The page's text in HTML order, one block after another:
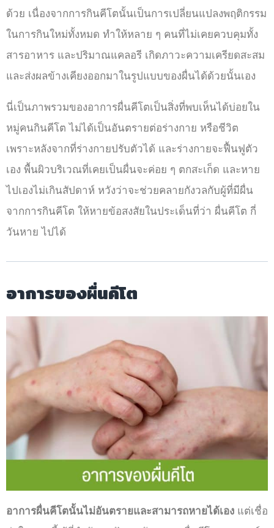
ด้วย เนื่องจากการกินคีโตนั้นเป็นการเปลี่ยนแปลงพฤติกรรม
ในการกินใหม่ทั้งหมด ทำให้หลาย ๆ คนที่ไม่เคยควบคุมทั้ง
สารอาหาร และปริมาณแคลอรี เกิดภาวะความเครียดสะสม
และส่งผลข้างเคียงออกมาในรูปแบบของผื่นได้ด้วยนั้นเอง
นี่เป็นภาพรวมของอาการผื่นคีโตเป็นสิ่งที่พบเห็นได้บ่อยใน
หมู่คนกินคีโต ไม่ได้เป็นอันตรายต่อร่างกาย หรือชีวิต
เพราะหลังจากที่ร่างกายปรับตัวได้ และร่างกายจะฟื้นฟูตัว
เอง พื้นผิวบริเวณที่เคยเป็นผื่นจะค่อย ๆ ตกสะเก็ด และหาย
ไปเองไม่เกินสัปดาห์ หวังว่าจะช่วยคลายกังวลกับผู้ที่มีผื่น
จากการกินคีโต ให้หายข้อสงสัยในประเด็นที่ว่า ผื่นคีโต กี่
วันหาย ไปได้
อาการของผื่นคีโต
อาการผื่นคีโตนั้นไม่อันตรายและสามารถหายได้เอง แต่เชื่อ